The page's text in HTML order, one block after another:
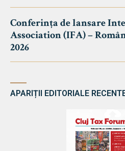
Conferința de lansare
Association (IFA) –
2026
APARIȚII EDITORIALE